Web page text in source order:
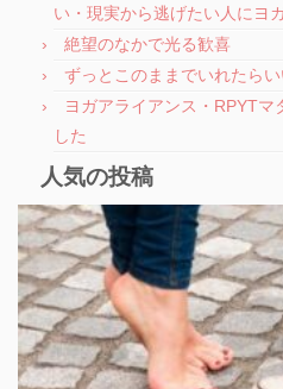
い・現実から逃げたい人にヨ
絶望のなかで光る歓喜
ずっとこのままでいれたら
ヨガアライアンス・RPYTマ
した
人気の投稿